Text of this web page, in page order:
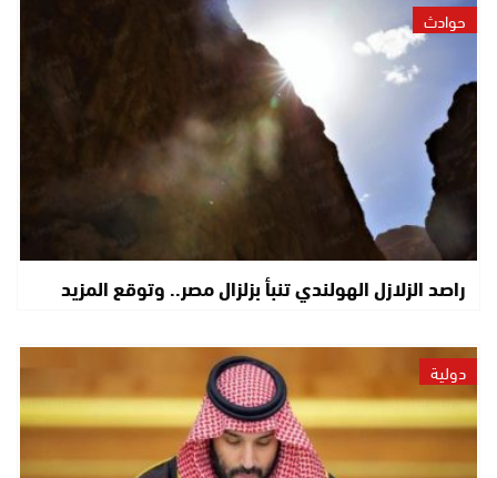
حوادث
راصد الزلازل الهولندي تنبأ بزلزال مصر.. وتوقع المزيد
دولية